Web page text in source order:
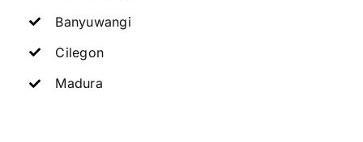
Banyuwangi
Cilegon
Madura